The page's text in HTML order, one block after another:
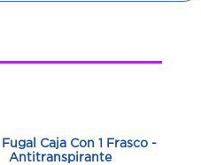
Caja Con 1 Frasco -
Antitranspirante